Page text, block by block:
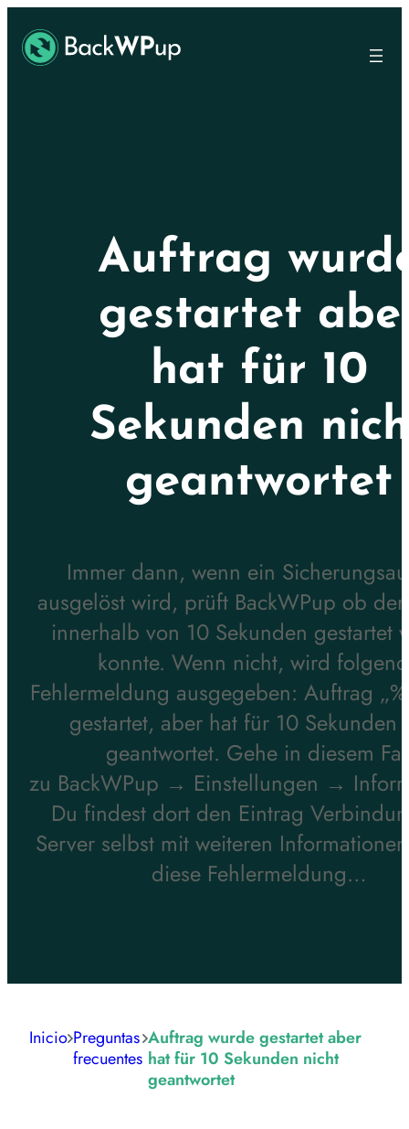
contenido
content
Auftrag
gestartet
hat für 10
Sekunden
geantwortet
Immer dann, wenn ein
ausgelöst wird, prüft BackWPup ob
innerhalb von 10 Sekunden gestartet
konnte. Wenn nicht, wird
Fehlermeldung ausgegeben: Auftrag
gestartet, aber hat für 10 Sekunden
geantwortet. Gehe in diesem
zu BackWPup → Einstellungen →
Du findest dort den Eintrag
Server selbst mit weiteren
diese Fehlermeldung…
Inicio Preguntas
frecuentes
Auftrag wurde gestartet aber
hat für 10 Sekunden nicht
geantwortet